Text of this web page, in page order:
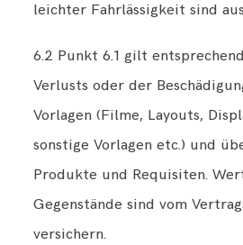
leichter Fahrlässigkeit sind
6.2 Punkt 6.1 gilt
Verlusts oder der
Vorlagen (Filme, Layouts,
sonstige Vorlagen etc.) und
Produkte und Requisiten.
Gegenstände sind vom
versichern.